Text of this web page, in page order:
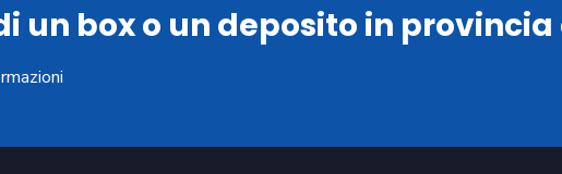
un box o un deposito in